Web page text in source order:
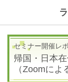
セミナー開催レ
帰国・日本
（Zoomによ